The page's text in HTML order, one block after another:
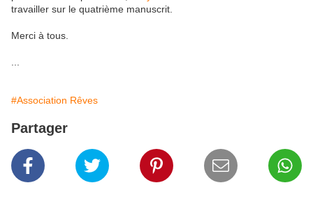
travailler sur le quatrième manuscrit.
Merci à tous.
#Association Rêves
Partager